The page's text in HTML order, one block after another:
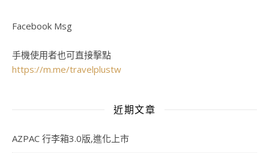
Facebook Msg
手機使用者也可直接擊點
https://m.me/travelplustw
近期文章
AZPAC 行李箱3.0版,進化上市